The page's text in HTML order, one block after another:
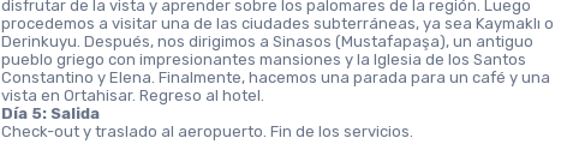
disfrutar de la vista y aprender sobre los palomares de la región. Luego
procedemos a visitar una de las ciudades subterráneas, ya sea Kaymaklı o
Derinkuyu. Después, nos dirigimos a Sinasos (Mustafapaşa), un antiguo
pueblo griego con impresionantes mansiones y la Iglesia de los Santos
Constantino y Elena. Finalmente, hacemos una parada para un café y una
vista en Ortahisar. Regreso al hotel.
Día 5: Salida
Check-out y traslado al aeropuerto. Fin de los servicios.